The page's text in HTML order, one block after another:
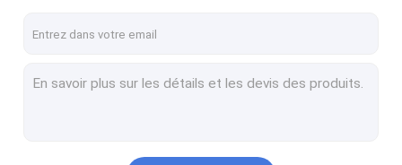
Machine à emballer de tasse de papier